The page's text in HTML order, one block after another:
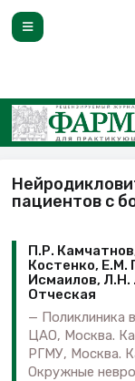
пациентов с
П.Р.
Костенко, Е.М.
Исмаилов, Л.Н.
Отческая
Поликлиника
ЦАО, Москва.
РГМУ, Москва.
Окружные